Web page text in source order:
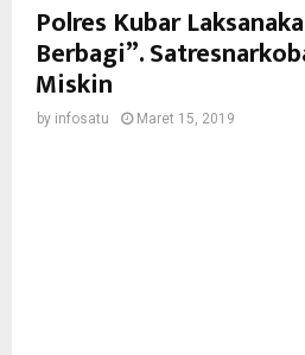
Polres Kubar
Berbagi”.
Miskin
by infosatu Maret 15, 2019